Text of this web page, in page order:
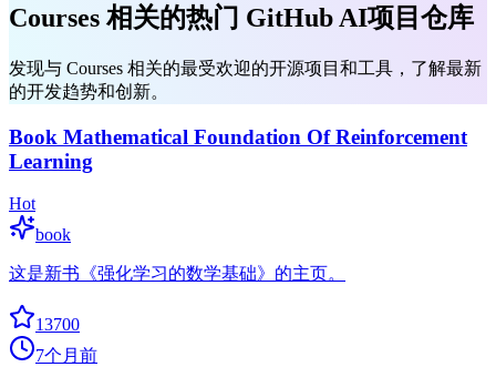
Courses 相关的热门 GitHub AI项目仓库
发现与 Courses 相关的最受欢迎的开源项目和工具，了解最新
的开发趋势和创新。
Book Mathematical Foundation Of Reinforcement
Learning
Hot
book
这是新书《强化学习的数学基础》的主页。
13700
7个月前